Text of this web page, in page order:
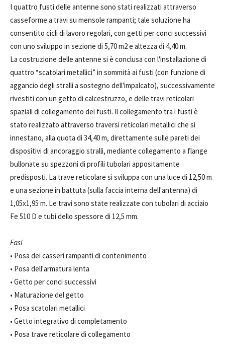
I quattro fusti delle antenne sono stati realizzati attraverso
casseforme a travi su mensole rampanti; tale soluzione ha
consentito cicli di lavoro regolari, con getti per conci successivi
con uno sviluppo in sezione di 5,70 m2 e altezza di 4,40 m.
La costruzione delle antenne si è conclusa con l'installazione di
quattro “scatolari metallici” in sommità ai fusti (con funzione di
aggancio degli stralli a sostegno dell'impalcato), successivamente
rivestiti con un getto di calcestruzzo, e delle travi reticolari
spaziali di collegamento dei fusti. Il collegamento tra i fusti è
stato realizzato attraverso traversi reticolari metallici che si
innestano, alla quota di 34,40 m, direttamente sulle pareti dei
dispositivi di ancoraggio stralli, mediante collegamento a flange
bullonate su spezzoni di profili tubolari appositamente
predisposti. La trave reticolare si sviluppa con una luce di 12,50 m
e una sezione in battuta (sulla faccia interna dell'antenna) di
1,05x1,95 m. Le travi sono state realizzate con tubolari di acciaio
Fe 510 D e tubi dello spessore di 12,5 mm.
Fasi
• Posa dei casseri rampanti di contenimento
• Posa dell'armatura lenta
• Getto per conci successivi
• Maturazione del getto
• Posa scatolari metallici
• Getto integrativo di completamento
• Posa trave reticolare di collegamento